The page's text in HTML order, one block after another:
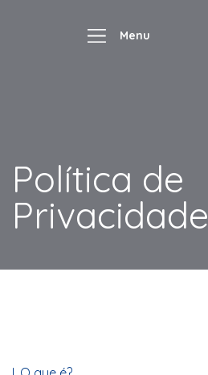
Política de
Privacidade